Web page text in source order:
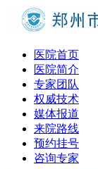
医院首页
医院简介
专家团队
权威技术
媒体报道
来院路线
预约挂号
咨询专家